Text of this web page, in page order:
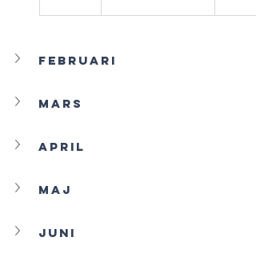
Februari
Mars
April
Maj
Juni